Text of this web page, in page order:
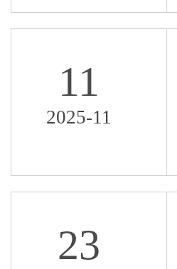
11
2025-11
23